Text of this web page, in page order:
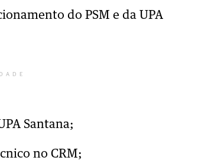
do PSM e da UPA
Santana;
no CRM;